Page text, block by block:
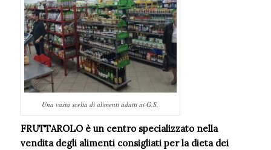
Una vasta scelta di alimenti adatti ai G.S.
FRUTTAROLO è un centro specializzato nella
vendita degli alimenti consigliati per la dieta dei